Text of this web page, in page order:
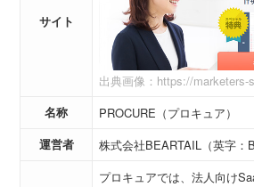
サイト
出典画像：https://marketers-
名称
PROCURE（プロキュア）
運営者
株式会社BEARTAIL（英字：
プロキュアでは、法人向け